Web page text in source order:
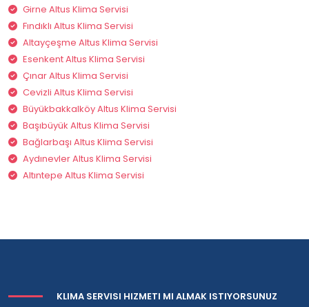
Girne Altus Klima Servisi
Fındıklı Altus Klima Servisi
Altayçeşme Altus Klima Servisi
Esenkent Altus Klima Servisi
Çınar Altus Klima Servisi
Cevizli Altus Klima Servisi
Büyükbakkalköy Altus Klima Servisi
Başıbüyük Altus Klima Servisi
Bağlarbaşı Altus Klima Servisi
Aydınevler Altus Klima Servisi
Altıntepe Altus Klima Servisi
KLIMA SERVISI HIZMETI MI ALMAK ISTIYORSUNUZ